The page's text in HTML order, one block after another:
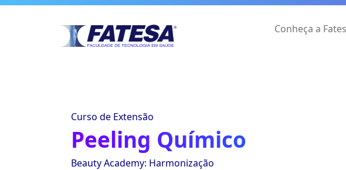
Conheça a
Curso de Extensão
Peeling Químico
Beauty Academy: Harmonização